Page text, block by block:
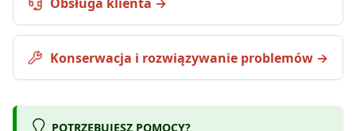
Konserwacja i rozwiązywanie problemów
POTRZEBUJESZ POMOCY?